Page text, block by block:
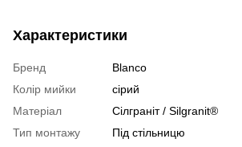
Характеристики
Бренд
Blanco
Колір мийки
сірий
Матеріал
Сілграніт / Silgranit®
Тип монтажу
Під стільницю